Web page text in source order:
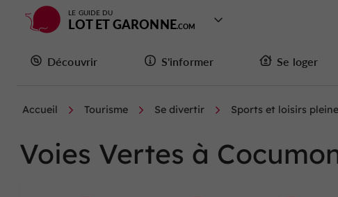
LE GUIDE DU
LOT ET GARONNE
Découvrir S'informer Se loger
Accueil Tourisme Se divertir Sports et loisirs
Voies Vertes à